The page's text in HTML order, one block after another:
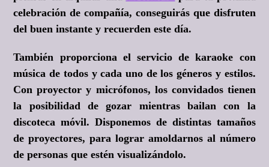
celebración de compañía, conseguirás que disfruten
del buen instante y recuerden este día.
También proporciona el servicio de karaoke con
música de todos y cada uno de los géneros y estilos.
Con proyector y micrófonos, los convidados tienen
la posibilidad de gozar mientras bailan con la
discoteca móvil. Disponemos de distintas tamaños
de proyectores, para lograr amoldarnos al número
de personas que estén visualizándolo.